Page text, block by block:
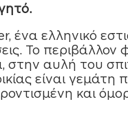
ένα ελληνικό
Το περιβάλλον
στην αυλή του
είναι γεµάτη
και